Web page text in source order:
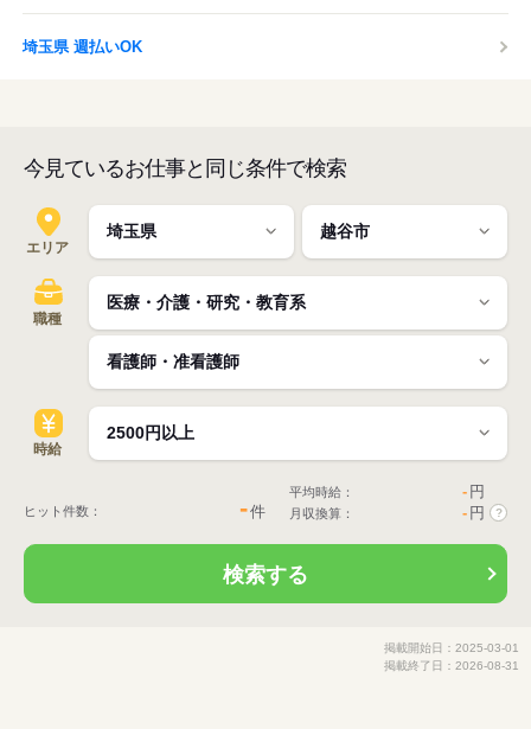
埼玉県 週払いOK
今見ているお仕事と同じ条件で検索
エリア
職種
時給
ヒット件数： -件
平均時給： - 円
月収換算： - 円 ?
検索する
掲載開始日：2025-03-01
掲載終了日：2026-08-31